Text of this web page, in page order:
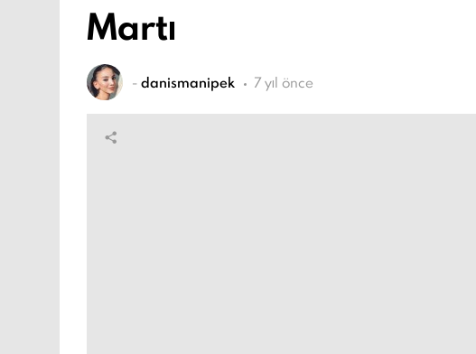
Martı
- danismanipek 7 yıl önce